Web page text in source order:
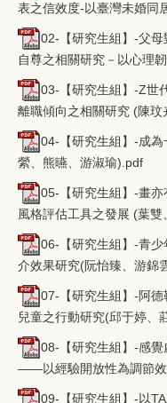
表之信效度-以臺灣未婚同
02-【研究生組】-父
自尊之相關研究－以心理
03-【研究生組】-Z世
離職傾向之相關研究 (陳
04-【研究生組】-成
縈、熊曣、游淑瑜).pdf
05-【研究生組】-畫
風格評估工具之發展 (葉
06-【研究生組】-青
介效果研究(阮怡臻、游錦
07-【研究生組】-阿
兒童之行動研究(邱于婷、
08-【研究生組】-感
——以經驗開放性為調節
09-【研究生組】-以